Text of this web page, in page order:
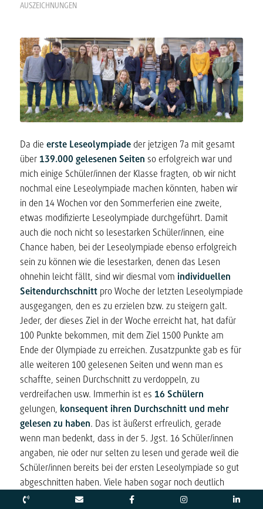
AUSZEICHNUNGEN
Da die erste Leseolympiadeder jetzigen 7a mit gesamt
über 139.000 gelesenen Seiten so erfolgreich war und
mich einige Schüler/innen der Klasse fragten, ob wir nicht
nochmal eine Leseolympiade machen könnten, haben wir
in den 14 Wochen vor den Sommerferien eine zweite,
etwas modifizierte Leseolympiade durchgeführt. Damit
auch die noch nicht so lesestarken Schüler/innen, eine
Chance haben, bei der Leseolympiade ebenso erfolgreich
sein zu können wie die lesestarken, denen das Lesen
ohnehin leicht fällt, sind wir diesmal vom individuellen
Seitendurchschnittpro Woche der letzten Leseolympiade
ausgegangen, den es zu erzielen bzw. zu steigern galt.
Jeder, der dieses Ziel in der Woche erreicht hat, hat dafür
100 Punkte bekommen, mit dem Ziel 1500 Punkte am
Ende der Olympiade zu erreichen. Zusatzpunkte gab es für
alle weiteren 100 gelesenen Seiten und wenn man es
schaffte, seinen Durchschnitt zu verdoppeln, zu
verdreifachen usw. Immerhin ist es 16 Schülern
gelungen,
konsequent ihren Durchschnitt und mehr
gelesen zu haben. Das ist äußerst erfreulich, gerade
wenn man bedenkt, dass in der 5. Jgst. 16 Schüler/innen
angaben, nie oder nur selten zu lesen und gerade weil die
Schüler/innen bereits bei der ersten Leseolympiade so gut
abgeschnitten haben. Viele haben sogar noch deutlich
mehr als bei der ersten Leseolympiade gelesen. Gesamt